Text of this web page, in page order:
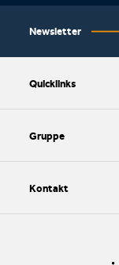
Quicklinks
Impressum
Gruppe
SIZ AG
Kontakt
Newsletter